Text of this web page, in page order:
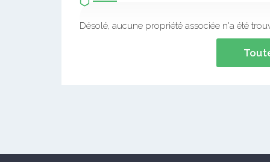
Désolé, aucune propriété associée n'a été